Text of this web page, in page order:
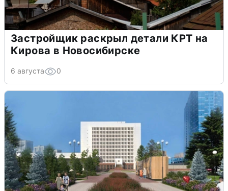
Застройщик раскрыл детали КРТ на
Кирова в Новосибирске
6 августа 0